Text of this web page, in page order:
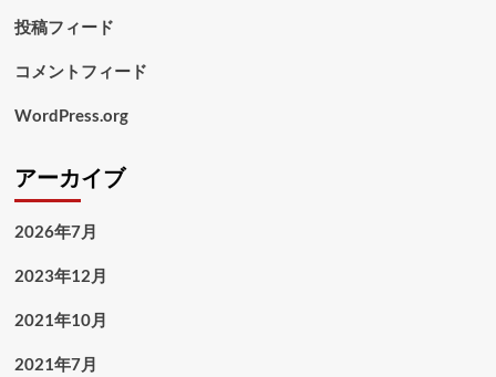
投稿フィード
コメントフィード
WordPress.org
アーカイブ
2026年7月
2023年12月
2021年10月
2021年7月